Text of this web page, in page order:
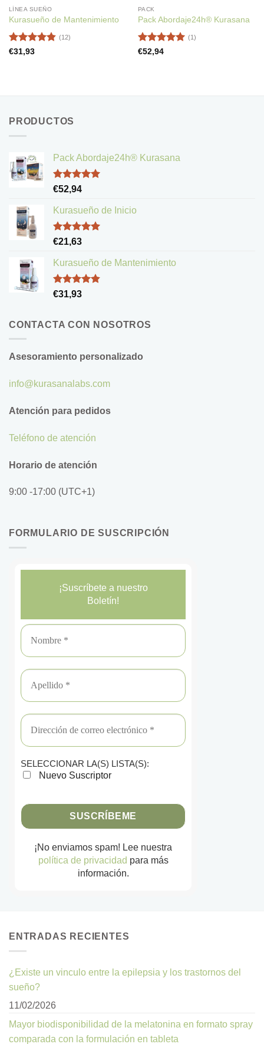
LÍNEA SUEÑO
Kurasueño de Mantenimiento
Valorado
(12)
€31,93
PACK
Pack Abordaje24h® Kurasana
Valorado
(1)
€52,94
PRODUCTOS
Pack Abordaje24h® Kurasana
Valorado
de 5
€52,94
Kurasueño de Inicio
Valorado
de 5
€21,63
Kurasueño de Mantenimiento
Valorado
€31,93
CONTACTA CON NOSOTROS
Asesoramiento personalizado
info@kurasanalabs.com
Atención para pedidos
Teléfono de atención
Horario de atención
9:00 -17:00 (UTC+1)
FORMULARIO DE SUSCRIPCIÓN
¡Suscríbete a nuestro
Boletín!
SELECCIONAR LA(S) LISTA(S):
Nuevo Suscriptor
¡No enviamos spam! Lee nuestra
política de privacidad para más
información.
ENTRADAS RECIENTES
¿Existe un vinculo entre la epilepsia y los trastornos del
sueño?
11/02/2026
Mayor biodisponibilidad de la melatonina en formato spray
comparada con la formulación en tableta